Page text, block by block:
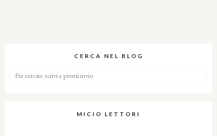
CERCA NEL BLOG
MICIO LETTORI